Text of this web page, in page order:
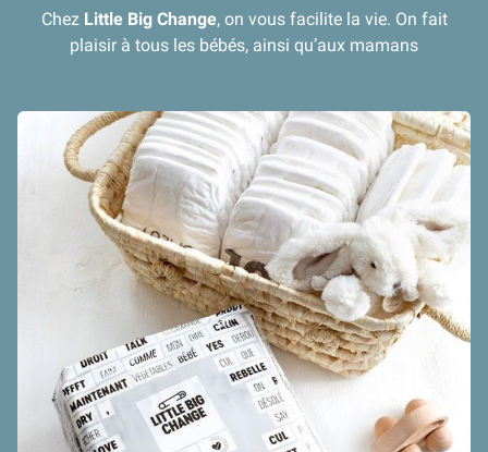
Chez Little Big Change, on vous facilite la vie. On fait
plaisir à tous les bébés, ainsi qu’aux mamans